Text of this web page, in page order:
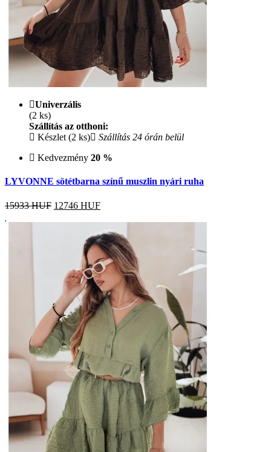
Univerzális
(2 ks)
Szállítás az otthoni:
Készlet (2 ks)
Szállítás 24 órán belül
Kedvezmény 20 %
LYVONNE sötétbarna színű muszlin nyári ruha
15933 HUF 12746 HUF